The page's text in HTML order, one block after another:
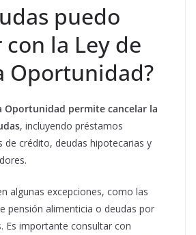
puedo
la Ley de
Oportunidad?
Oportunidad permite cancelar la
, incluyendo préstamos
de crédito, deudas hipotecarias y
algunas excepciones, como las
pensión alimenticia o deudas por
Es importante consultar con